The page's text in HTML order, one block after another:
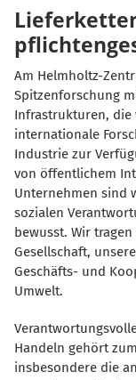
Am Helmholtz-
Spitzenforschung
Infrastrukturen,
internationale
Industrie zur
von öffentlichem
Unternehmen sind
sozialen
bewusst. Wir
Gesellschaft,
Geschäfts- und
Umwelt.
Handeln gehört
insbesondere die